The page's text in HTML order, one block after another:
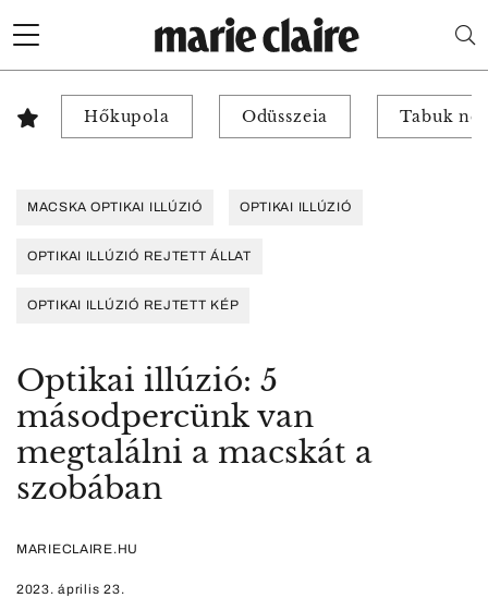
Hőkupola Odüsszeia Tabuk
MACSKA OPTIKAI ILLÚZIÓ OPTIKAI ILLÚZIÓ
OPTIKAI ILLÚZIÓ REJTETT ÁLLAT
OPTIKAI ILLÚZIÓ REJTETT KÉP
Optikai illúzió: 5
másodpercünk van
megtalálni a macskát a
szobában
MARIECLAIRE.HU
2023. április 23.